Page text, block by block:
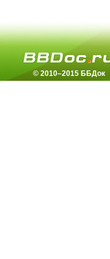
© 2010–2015 ББДок